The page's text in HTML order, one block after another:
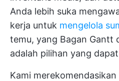
Anda lebih suka
kerja untuk mengelola
temu, yang Bagan Gantt
adalah pilihan yang
Kami